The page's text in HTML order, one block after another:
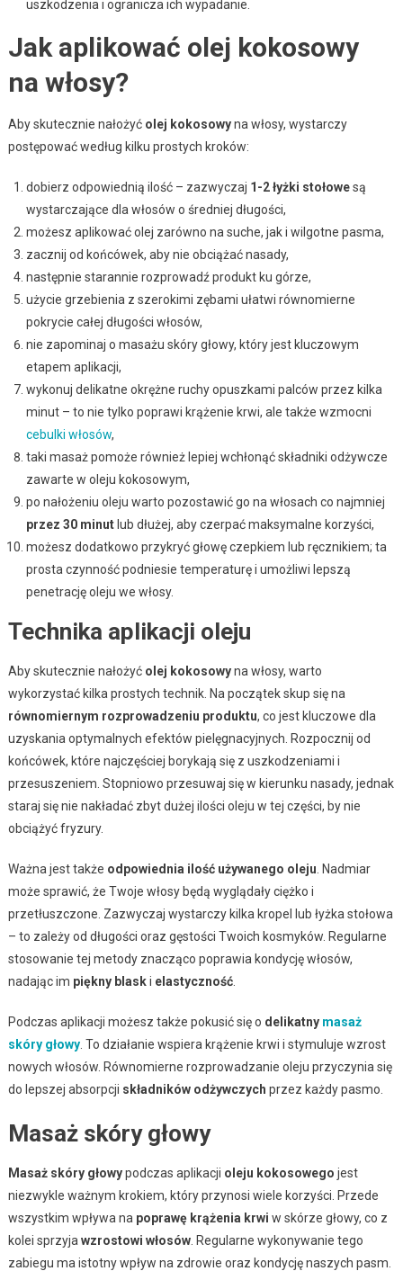
uszkodzenia i ogranicza ich wypadanie.
Jak aplikować olej kokosowy
na włosy?
Aby skutecznie nałożyć olej kokosowyna włosy, wystarczy
postępować według kilku prostych kroków:
dobierz odpowiednią ilość – zazwyczaj 1-2 łyżki stołowesą
wystarczające dla włosów o średniej długości,
możesz aplikować olej zarówno na suche, jak i wilgotne pasma,
zacznij od końcówek, aby nie obciążać nasady,
następnie starannie rozprowadź produkt ku górze,
użycie grzebienia z szerokimi zębami ułatwi równomierne
pokrycie całej długości włosów,
nie zapominaj o masażu skóry głowy, który jest kluczowym
etapem aplikacji,
wykonuj delikatne okrężne ruchy opuszkami palców przez kilka
minut – to nie tylko poprawi krążenie krwi, ale także wzmocni
cebulki włosów,
taki masaż pomoże również lepiej wchłonąć składniki odżywcze
zawarte w oleju kokosowym,
po nałożeniu oleju warto pozostawić go na włosach co najmniej
przez 30 minutlub dłużej, aby czerpać maksymalne korzyści,
możesz dodatkowo przykryć głowę czepkiem lub ręcznikiem; ta
prosta czynność podniesie temperaturę i umożliwi lepszą
penetrację oleju we włosy.
Technika aplikacji oleju
Aby skutecznie nałożyć olej kokosowyna włosy, warto
wykorzystać kilka prostych technik. Na początek skup się na
równomiernym rozprowadzeniu produktu, co jest kluczowe dla
uzyskania optymalnych efektów pielęgnacyjnych. Rozpocznij od
końcówek, które najczęściej borykają się z uszkodzeniami i
przesuszeniem. Stopniowo przesuwaj się w kierunku nasady, jednak
staraj się nie nakładać zbyt dużej ilości oleju w tej części, by nie
obciążyć fryzury.
Ważna jest także odpowiednia ilość używanego oleju . Nadmiar
może sprawić, że Twoje włosy będą wyglądały ciężko i
przetłuszczone. Zazwyczaj wystarczy kilka kropel lub łyżka stołowa
– to zależy od długości oraz gęstości Twoich kosmyków. Regularne
stosowanie tej metody znacząco poprawia kondycję włosów,
nadając im piękny blaski elastyczność.
Podczas aplikacji możesz także pokusić się o delikatny masaż
skóry głowy. To działanie wspiera krążenie krwi i stymuluje wzrost
nowych włosów. Równomierne rozprowadzanie oleju przyczynia się
do lepszej absorpcji składników odżywczych przez każdy pasmo.
Masaż skóry głowy
Masaż skóry głowypodczas aplikacji oleju kokosowego jest
niezwykle ważnym krokiem, który przynosi wiele korzyści. Przede
wszystkim wpływa na poprawę krążenia krwi w skórze głowy, co z
kolei sprzyja wzrostowi włosów. Regularne wykonywanie tego
zabiegu ma istotny wpływ na zdrowie oraz kondycję naszych pasm.